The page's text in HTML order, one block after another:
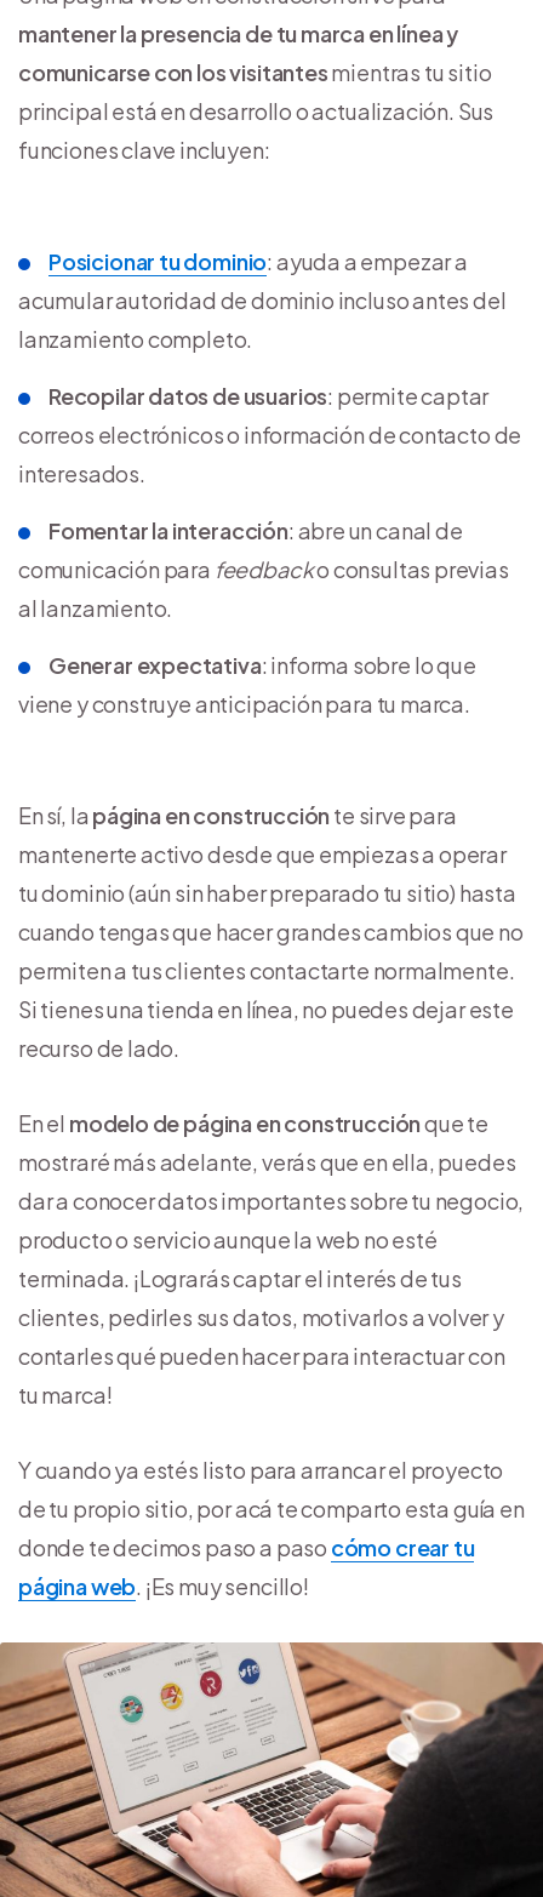
mantener la presencia de tu marca en línea y
comunicarse con los visitantesmientras tu sitio
principal está en desarrollo o actualización. Sus
funciones clave incluyen:
Posicionar tu dominio: ayuda a empezar a
acumular autoridad de dominio incluso antes del
lanzamiento completo.
Recopilar datos de usuarios: permite captar
correos electrónicos o información de contacto de
interesados.
Fomentar la interacción: abre un canal de
comunicación para feedbacko consultas previas
al lanzamiento.
Generar expectativa: informa sobre lo que
viene y construye anticipación para tu marca.
En sí, la página en construcción te sirve para
mantenerte activo desde que empiezas a operar
tu dominio (aún sin haber preparado tu sitio) hasta
cuando tengas que hacer grandes cambios que no
permiten a tus clientes contactarte normalmente.
Si tienes una tienda en línea, no puedes dejar este
recurso de lado.
En el modelo de página en construcciónque te
mostraré más adelante, verás que en ella, puedes
dar a conocer datos importantes sobre tu negocio,
producto o servicio aunque la web no esté
terminada. ¡Lograrás captar el interés de tus
clientes, pedirles sus datos, motivarlos a volver y
contarles qué pueden hacer para interactuar con
tu marca!
Y cuando ya estés listo para arrancar el proyecto
de tu propio sitio, por acá te comparto esta guía en
donde te decimos paso a paso cómo crear tu
página web. ¡Es muy sencillo!